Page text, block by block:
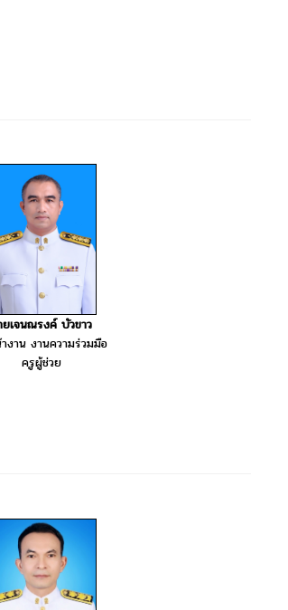
ยเจนณรงค์ บัวขาว
งาน งานความร่วมมือ
ครูผู้ช่วย